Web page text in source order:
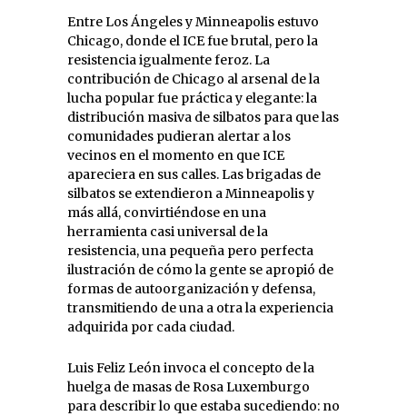
Entre Los Ángeles y Minneapolis estuvo
Chicago, donde el ICE fue brutal, pero la
resistencia igualmente feroz. La
contribución de Chicago al arsenal de la
lucha popular fue práctica y elegante: la
distribución masiva de silbatos para que las
comunidades pudieran alertar a los
vecinos en el momento en que ICE
apareciera en sus calles. Las brigadas de
silbatos se extendieron a Minneapolis y
más allá, convirtiéndose en una
herramienta casi universal de la
resistencia, una pequeña pero perfecta
ilustración de cómo la gente se apropió de
formas de autoorganización y defensa,
transmitiendo de una a otra la experiencia
adquirida por cada ciudad.
Luis Feliz León invoca el concepto de la
huelga de masas de Rosa Luxemburgo
para describir lo que estaba sucediendo: no